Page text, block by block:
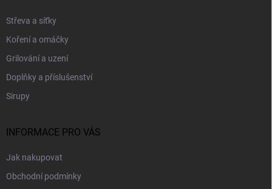
Střeva a síťky
Koření a omáčky
Grilování a uzení
Doplňky a příslušenství
Sirupy
INFORMACE PRO VÁS
Jak nakupovat
Obchodní podmínky